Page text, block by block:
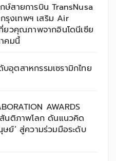
สายการบิน TransNusa
รุงเทพฯ เสริม Air
วคุณภาพจากอินโดนีเซีย
คมนี้
อุตสาหกรรมเซรามิกไทย
AWARDS
นติภาพโลก ดันแนวคิด
ย์’ สู่ความร่วมมือระดับ